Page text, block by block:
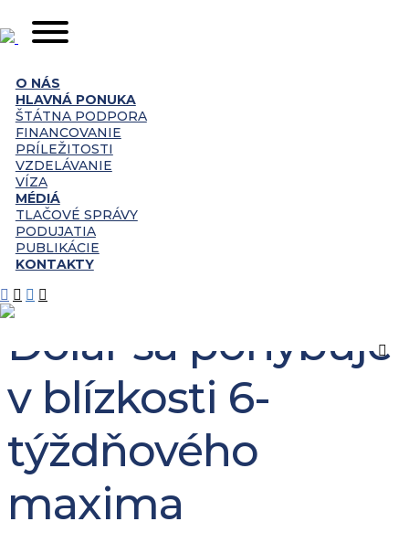
O NÁS
HLAVNÁ PONUKA
ŠTÁTNA PODPORA
FINANCOVANIE
PRÍLEŽITOSTI
VZDELÁVANIE
VÍZA
MÉDIÁ
TLAČOVÉ SPRÁVY
PODUJATIA
PUBLIKÁCIE
KONTAKTY
Domov
Dolár sa pohybuje
v blízkosti 6-
týždňového
maxima